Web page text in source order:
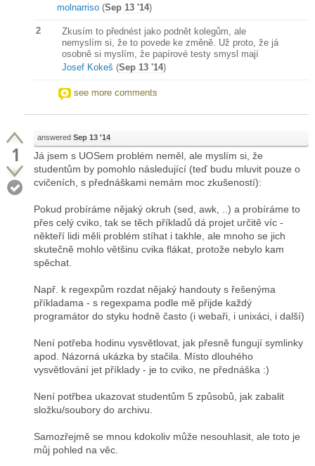
molnarriso (Sep 13 '14)
2
Zkusím to přednést jako podnět kolegům, ale
nemyslím si, že to povede ke změně. Už proto, že já
osobně si myslím, že papírové testy smysl mají
Josef Kokeš (Sep 13 '14)
see more comments
1
answered Sep 13 '14
Já jsem s UOSem problém neměl, ale myslím si, že
studentům by pomohlo následující (teď budu mluvit pouze o
cvičeních, s přednáškami nemám moc zkušeností):
Pokud probíráme nějaký okruh (sed, awk, ..) a probíráme to
přes celý cviko, tak se těch příkladů dá projet určitě víc -
někteří lidi měli problém stíhat i takhle, ale mnoho se jich
skutečně mohlo většinu cvika flákat, protože nebylo kam
spěchat.
Např. k regexpům rozdat nějaký handouty s řešenýma
příkladama - s regexpama podle mě přijde každý
programátor do styku hodně často (i webaři, i unixáci, i další)
Není potřeba hodinu vysvětlovat, jak přesně fungují symlinky
apod. Názorná ukázka by stačila. Místo dlouhého
vysvětlování jet příklady - je to cviko, ne přednáška :)
Není potřbea ukazovat studentům 5 způsobů, jak zabalit
složku/soubory do archivu.
Samozřejmě se mnou kdokoliv může nesouhlasit, ale toto je
můj pohled na věc.